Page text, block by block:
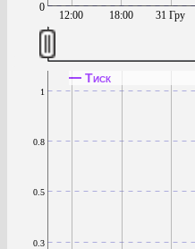
0
12:00 18:00 31 Гру
Тиск
0.3
0.5
0.8
1